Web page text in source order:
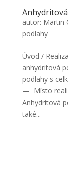
autor: Martin
podlahy
Úvod /
anhydritová
podlahy s
— Místo
Anhydritová
také...